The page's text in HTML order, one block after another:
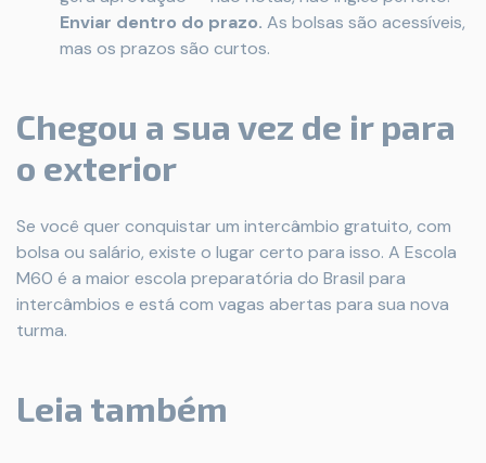
Enviar dentro do prazo. As bolsas são acessíveis,
mas os prazos são curtos.
Chegou a sua vez de ir para
o exterior
Se você quer conquistar um intercâmbio gratuito, com
bolsa ou salário, existe o lugar certo para isso. A Escola
M60 é a maior escola preparatória do Brasil para
intercâmbios e está com vagas abertas para sua nova
turma.
Leia também